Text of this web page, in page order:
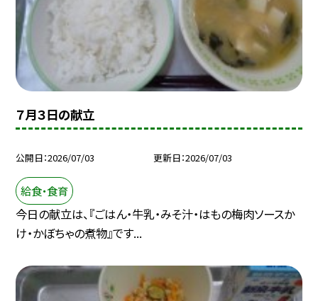
７月３日の献立
公開日 2026/07/03 更新日 2026/07/03
給食・食育
今日の献立は、『ごはん・牛乳・みそ汁・はもの梅肉ソースか
け・かぼちゃの煮物』です...